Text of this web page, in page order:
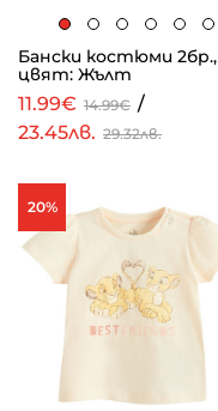
Бански костюми 2бр.,
цвят: Жълт
11.99€ 14.99€ /
23.45лв. 29.32лв.
20%